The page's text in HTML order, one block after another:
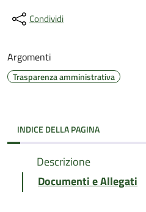
Condividi
Argomenti
Trasparenza amministrativa
INDICE DELLA PAGINA
Descrizione
Documenti e Allegati